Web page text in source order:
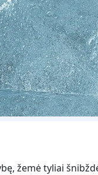
žemė tyliai